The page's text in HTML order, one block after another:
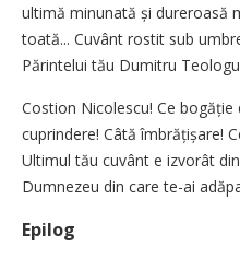
ultimă minunată și dureroasă
toată... Cuvânt rostit sub
Părintelui tău Dumitru
Costion Nicolescu! Ce
cuprindere! Câtă îmbrățișare!
Ultimul tău cuvânt e izvorât
Dumnezeu din care te-ai
Epilog